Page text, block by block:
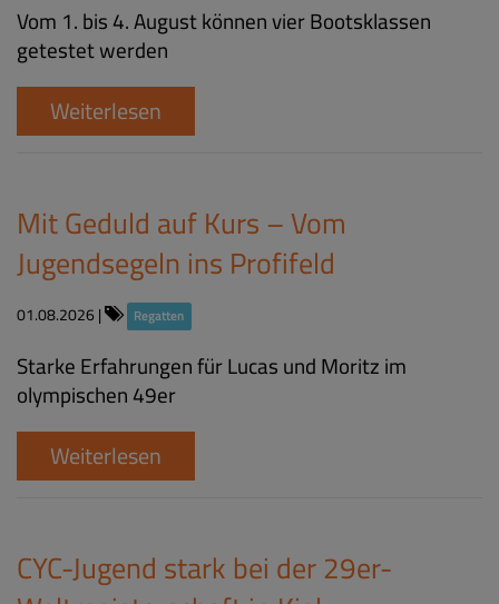
Vom 1. bis 4. August können vier Bootsklassen
getestet werden
Weiterlesen
Mit Geduld auf Kurs – Vom
Jugendsegeln ins Profifeld
01.08.2026| Regatten
Starke Erfahrungen für Lucas und Moritz im
olympischen 49er
Weiterlesen
CYC-Jugend stark bei der 29er-